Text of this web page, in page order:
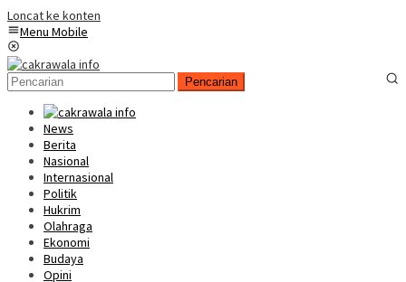
Loncat ke konten
Menu Mobile
Pencarian
News
Berita
Nasional
Internasional
Politik
Hukrim
Olahraga
Ekonomi
Budaya
Opini